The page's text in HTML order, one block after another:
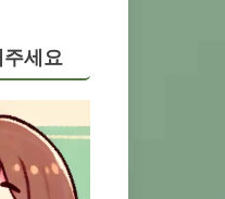
세요